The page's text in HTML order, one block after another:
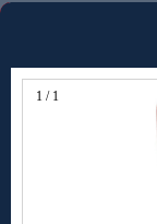
1 / 1